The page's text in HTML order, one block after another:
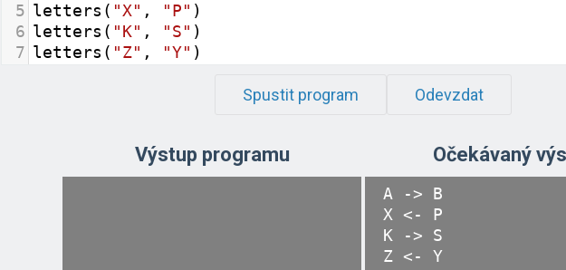
5 letters ( "X" , "P" )
6 letters ( "K" , "S" )
7 letters ( "Z" , "Y" )
Spustit program
Odevzdat
Výstup programu Očekávaný
A -> B
X <- P
K -> S